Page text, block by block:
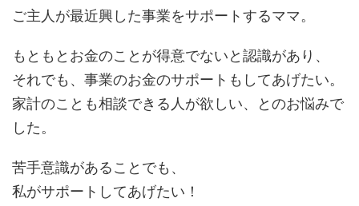
ご主人が最近興した事業をサポートするママ。
もともとお金のことが得意でないと認識があり、
それでも、事業のお金のサポートもしてあげたい。
家計のことも相談できる人が欲しい、とのお悩みで
した。
苦手意識があることでも、
私がサポートしてあげたい！